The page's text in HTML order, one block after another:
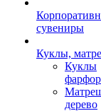
сувениры
Куклы,
Куклы
дерево